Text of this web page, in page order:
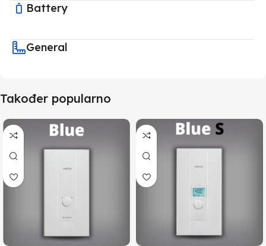
Battery
General
Također popularno